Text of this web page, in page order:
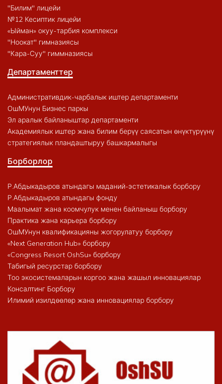
"Билим" лицейи
№12 Кесиптик лицейи
«Ыйман» окуу-тарбия комплекси
"Ноокат" гимназиясы
"Кара-Суу" гиммназиясы
Департаменттер
Административдик-чарбалык иштер департаменти
ОшМУнун Бизнес паркы
Эл аралык байланыштар департаменти
Академиялык иштер жана билим берүү саясатын өнүктүрүүнү
стратегиялык пландаштыруу башкармалыгы
Борборлор
Р.Абдыкадыров атындагы маданий-эстетикалык борбору
Р.Абдыкадыров атындагы фонду
Маалымат жана коомчулук менен байланыш борбору
Практика жана карьера борбору
ОшМУнун квалификацияны жогорулатуу борбору
«Next Generation Hub» борбору
«Congress Resort OshSu» борбору
Табигый ресурстар борбору
Тоо экосистемаларын коргоо жана жашыл инновациялар
Консалтинг Борбору
Илимий изилдөөлөр жана инновациялар борбору